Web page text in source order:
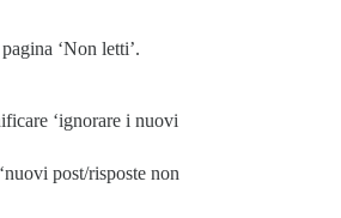
‘Non letti’.
‘ignorare i nuovi
post/risposte non